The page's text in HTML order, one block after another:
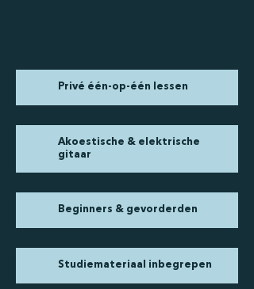
Privé één-op-één lessen
Akoestische & elektrische
gitaar
Beginners & gevorderden
Studiemateriaal inbegrepen